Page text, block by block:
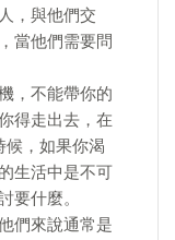
，與他們交
當他們需要問
，不能帶你的
得走出去，在
候，如果你渴
生活中是不可
要什麼。
們來說通常是